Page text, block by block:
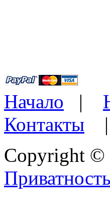
Начало |
Контакты
Copyright ©
Приватность